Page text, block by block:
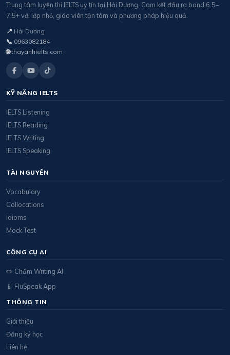
Trung tâm luyện thi IELTS uy tín tại Hải Dương. Cam kết đầu ra band 6.5–
7.5+ với lớp nhỏ, giáo viên tận tâm và phương pháp hiệu quả.
📍 Hải Dương
📞 0963082184
🌐 thayanhielts.com
KỸ NĂNG IELTS
IELTS Listening
IELTS Reading
IELTS Writing
IELTS Speaking
TÀI NGUYÊN
Vocabulary
Collocations
Idioms
Mock Test
CÔNG CỤ AI
✏️ Chấm Writing AI
📱 FluSpeak App
THÔNG TIN
Giới thiệu
Đăng ký học
Liên hệ